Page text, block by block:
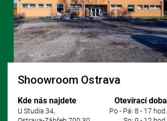
Shoowroom Ostrava
Kde nás najdete
U Studia 34,
Otevírací doba
Po - Pá: 8 - 17 hod.